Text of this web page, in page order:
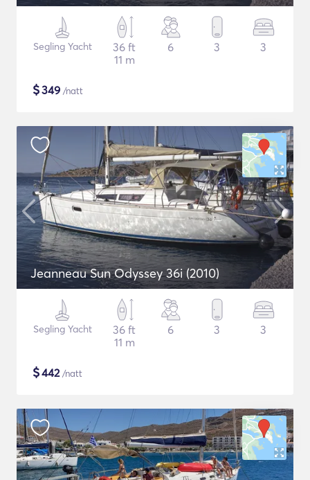
Segling Yacht
36 ft
11 m
6 3 3
$349 /natt
Jeanneau Sun Odyssey 36i (2010)
Segling Yacht
36 ft
11 m
6 3 3
$442/natt